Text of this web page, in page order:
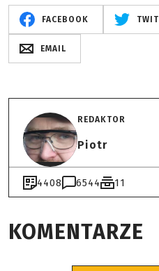
FACEBOOK
EMAIL
REDAKTOR
Piotr
4408 6544 11
KOMENTARZE